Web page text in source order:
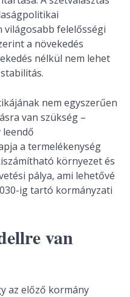
világosabb felelősségi
a növekedés
nélkül nem lehet
nem egyszerűen
van szükség –
a termelékenység
környezet és
pálya, ami lehetővé
ig tartó kormányzati
van
az előző kormány